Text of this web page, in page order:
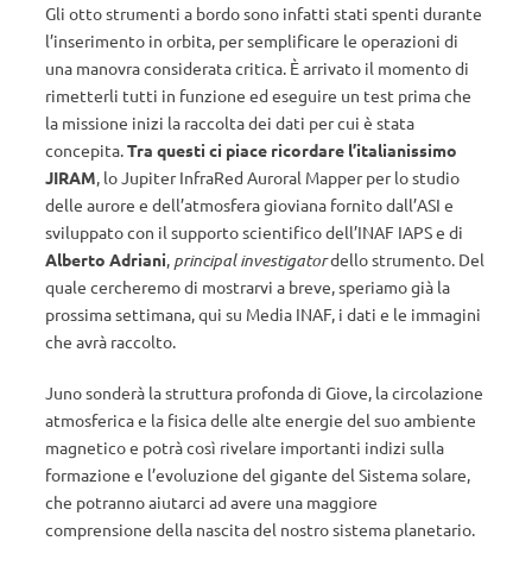
Gli otto strumenti a bordo sono infatti stati spenti durante
l’inserimento in orbita, per semplificare le operazioni di
una manovra considerata critica. È arrivato il momento di
rimetterli tutti in funzione ed eseguire un test prima che
la missione inizi la raccolta dei dati per cui è stata
concepita.Tra questi ci piace ricordare l’italianissimo
JIRAM, lo Jupiter InfraRed Auroral Mapper per lo studio
delle aurore e dell’atmosfera gioviana fornito dall’ASI e
sviluppato con il supporto scientifico dell’INAF IAPS e di
Alberto Adriani, principal investigatordello strumento. Del
quale cercheremo di mostrarvi a breve, speriamo già la
prossima settimana, qui su Media INAF, i dati e le immagini
che avrà raccolto.
Juno sonderà la struttura profonda di Giove, la circolazione
atmosferica e la fisica delle alte energie del suo ambiente
magnetico e potrà così rivelare importanti indizi sulla
formazione e l’evoluzione del gigante del Sistema solare,
che potranno aiutarci ad avere una maggiore
comprensione della nascita del nostro sistema planetario.